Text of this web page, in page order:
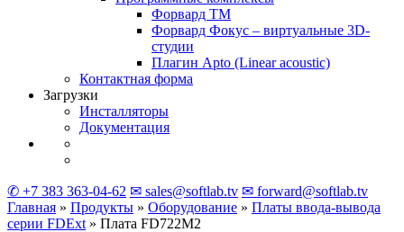
Форвард ТМ
Форвард Фокус – виртуальные 3D-
студии
Плагин Apto (Linearacoustic)
Контактная форма
Загрузки
Инсталляторы
Документация
✆ +7 383 363-04-62 ✉ sales@softlab.tv ✉ forward@softlab.tv
Главная » Продукты » Оборудование » Платы ввода-вывода
серии FDExt » Плата FD722M2